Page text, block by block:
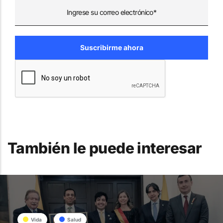
También le puede interesar
Vida Salud